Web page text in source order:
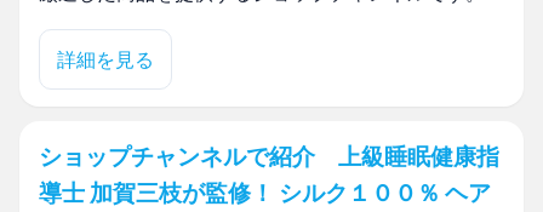
詳細を見る
ショップチャンネルで紹介 上級睡眠健康指
導士 加賀三枝が監修！ シルク１００％ ヘア